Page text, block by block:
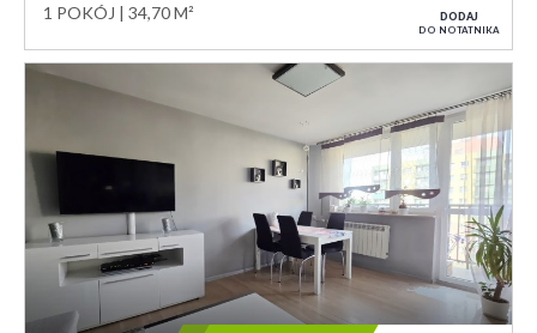
1 POKÓJ 34,70 M² DODAJ
DO NOTATNIKA